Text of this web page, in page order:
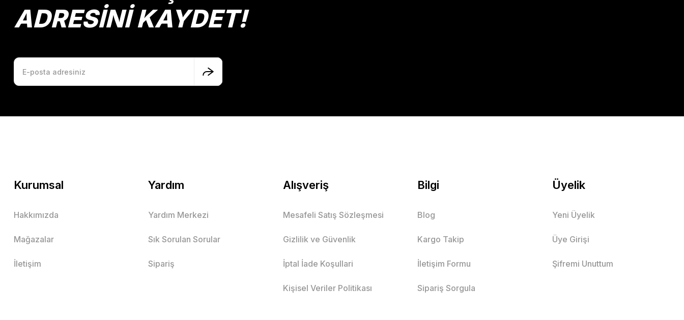
ADRESİNİ KAYDET!
Kurumsal
Hakkımızda
Mağazalar
İletişim
Yardım
Yardım Merkezi
Sık Sorulan Sorular
Sipariş
Alışveriş
Mesafeli Satış Sözleşmesi
Gizlilik ve Güvenlik
İptal İade Koşullari
Kişisel Veriler Politikası
Bilgi
Blog
Kargo Takip
İletişim Formu
Sipariş Sorgula
Üyelik
Yeni Üyelik
Üye Girişi
Şifremi Unuttum